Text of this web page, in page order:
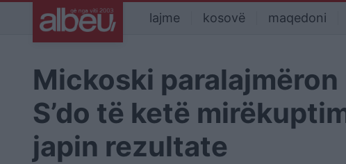
lajme kosovë maqedoni
Mickoski
S’do të ketë
japin rezultate